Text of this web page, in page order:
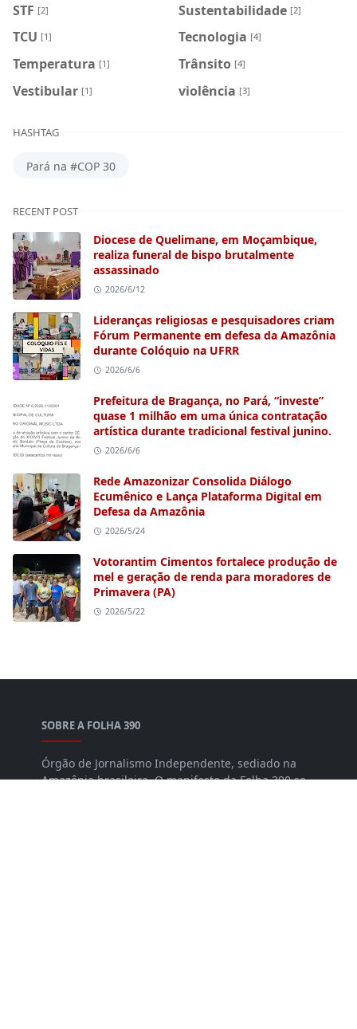
STF [2] Sustentabilidade [2]
TCU [1] Tecnologia [4]
Temperatura [1] Trânsito [4]
Vestibular [1] violência [3]
HASHTAG
Pará na #COP 30
RECENT POST
Diocese de Quelimane, em Moçambique,
realiza funeral de bispo brutalmente
assassinado
2026/6/12
Lideranças religiosas e pesquisadores criam
Fórum Permanente em defesa da Amazônia
durante Colóquio na UFRR
2026/6/6
Prefeitura de Bragança, no Pará, “investe”
quase 1 milhão em uma única contratação
artística durante tradicional festival junino.
2026/6/6
Rede Amazonizar Consolida Diálogo
Ecumênico e Lança Plataforma Digital em
Defesa da Amazônia
2026/5/24
Votorantim Cimentos fortalece produção de
mel e geração de renda para moradores de
Primavera (PA)
2026/5/22
SOBRE A FOLHA 390
Órgão de Jornalismo Independente, sediado na
Amazônia brasileira. O manifesto da Folha 390 se